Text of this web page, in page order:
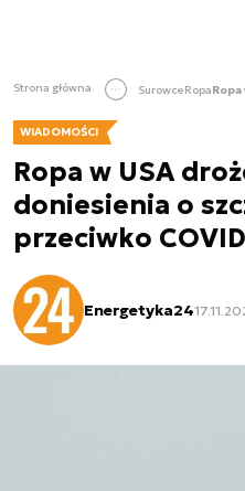
Strona główna SurowceRopa
WIADOMOŚCI
Ropa w USA
doniesienia o
przeciwko
Energetyka24